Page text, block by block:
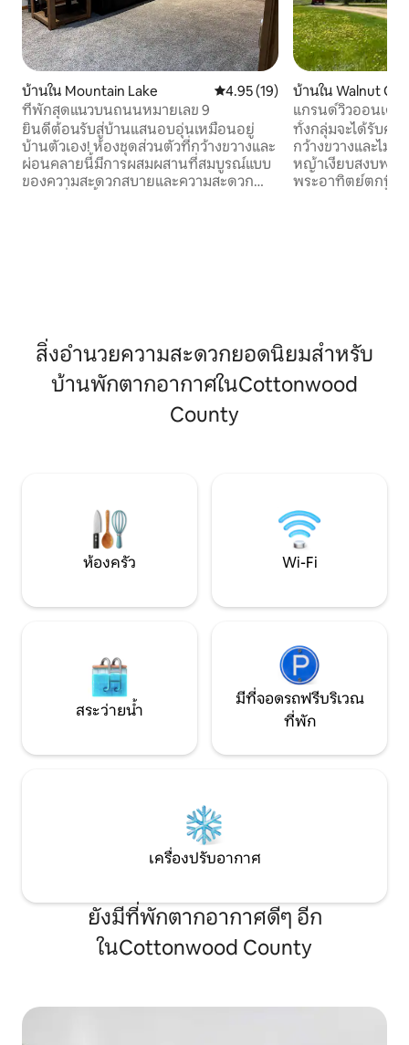
บ้านใน Mountain Lake คะแนนเฉลี่ย 4.95 จาก 5, 19 รีวิว
4.95 (19)
ที่พักสุดแนวบนถนนหมายเลข 9
ยินดีต้อนรับสู่บ้านแสนอบอุ่นเหมือนอยู่
บ้านตัวเอง! ห้องชุดส่วนตัวที่กว้างขวางและ
ผ่อนคลายนี้มีการผสมผสานที่สมบูรณ์แบบ
ของความสะดวกสบายและความสะดวก
สามารถใช้ลานส่วนกลางได้
บ้านใน Walnut
แกรนด์วิวออนเดอ
ทั้งกลุ่มจะได้รับคว
กว้างขวางและไม่เหมือนใคร
หญ้าเงียบสงบพร้
พระอาทิตย์ตกที่สวยงาม ไล่แมล
สิ่งอำนวยความสะดวกยอดนิยมสำหรับ
บ้านพักตากอากาศในCottonwood
County
ห้องครัว Wi-Fi
สระว่ายน้ำ
มีที่จอดรถฟรีบริเวณ
ที่พัก
เครื่องปรับอากาศ
ยังมีที่พักตากอากาศดีๆ อีก
ในCottonwood County